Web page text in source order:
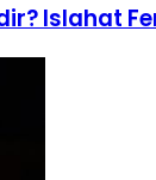
Islahat